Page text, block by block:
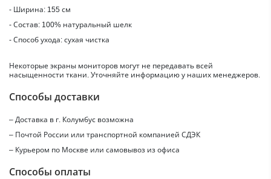
- Ширина: 155 см
- Состав: 100% натуральный шелк
- Способ ухода: сухая чистка
Некоторые экраны мониторов могут не передавать всей
насыщенности ткани. Уточняйте информацию у наших менеджеров.
Способы доставки
– Доставка в г. Колумбус возможна
– Почтой России или транспортной компанией СДЭК
– Курьером по Москве или самовывоз из офиса
Способы оплаты